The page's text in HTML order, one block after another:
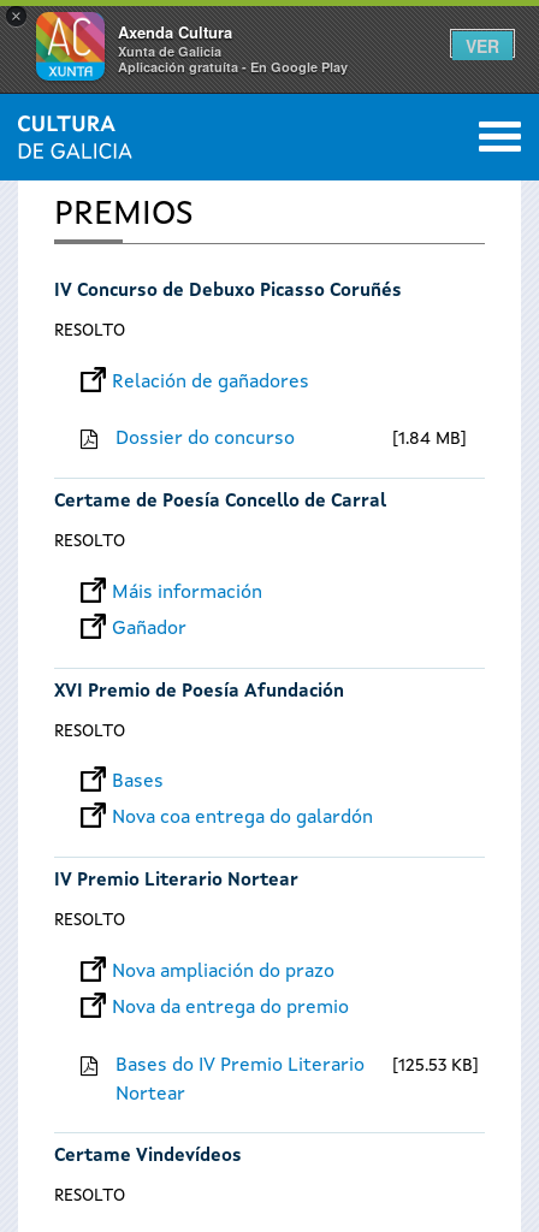
×
Axenda Cultura
Xunta de Galicia
Aplicación gratuíta - En Google Play
VER
Vostede
está
aquí
INICIO 0
PREMIOS
IV Concurso de Debuxo Picasso Coruñés
RESOLTO
Relación de gañadores
Dossier do concurso 1.84 MB
Certame de Poesía Concello de Carral
RESOLTO
Máis información
Gañador
XVI Premio de Poesía Afundación
RESOLTO
Bases
Nova coa entrega do galardón
IV Premio Literario Nortear
RESOLTO
Nova ampliación do prazo
Nova da entrega do premio
Bases do IV Premio Literario
Nortear
125.53 KB
Certame Vindevídeos
RESOLTO